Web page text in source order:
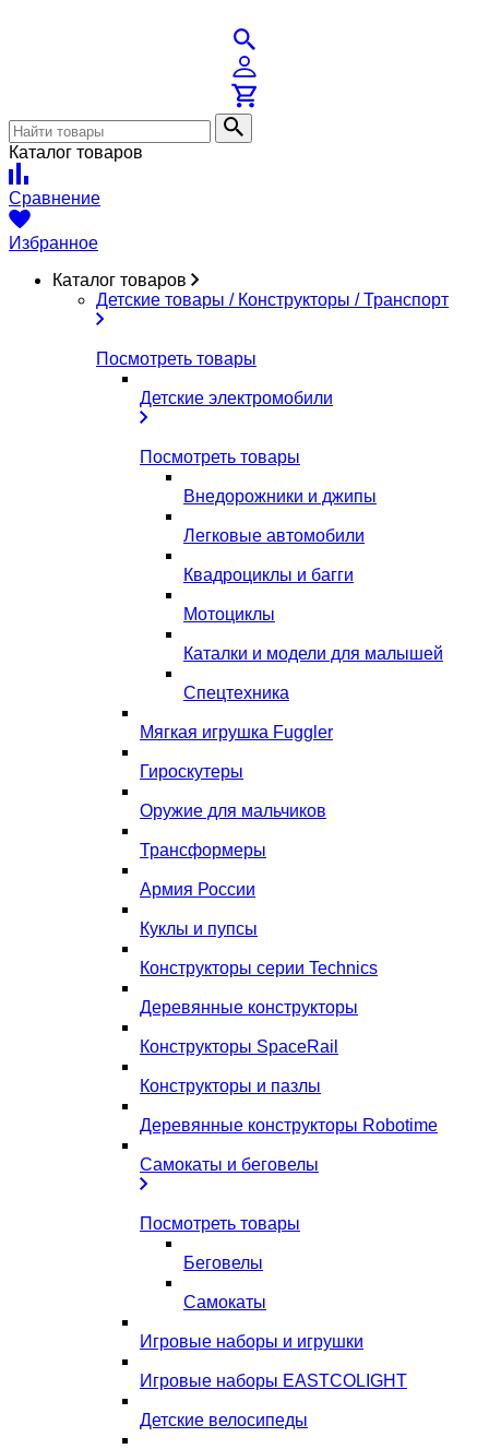
Каталог товаров
Сравнение
Избранное
Каталог товаров
Детские товары / Конструкторы / Транспорт
Посмотреть товары
Детские электромобили
Посмотреть товары
Внедорожники и джипы
Легковые автомобили
Квадроциклы и багги
Мотоциклы
Каталки и модели для малышей
Спецтехника
Мягкая игрушка Fuggler
Гироскутеры
Оружие для мальчиков
Трансформеры
Армия России
Куклы и пупсы
Конструкторы серии Technics
Деревянные конструкторы
Конструкторы SpaceRail
Конструкторы и пазлы
Деревянные конструкторы Robotime
Самокаты и беговелы
Посмотреть товары
Беговелы
Самокаты
Игровые наборы и игрушки
Игровые наборы EASTCOLIGHT
Детские велосипеды